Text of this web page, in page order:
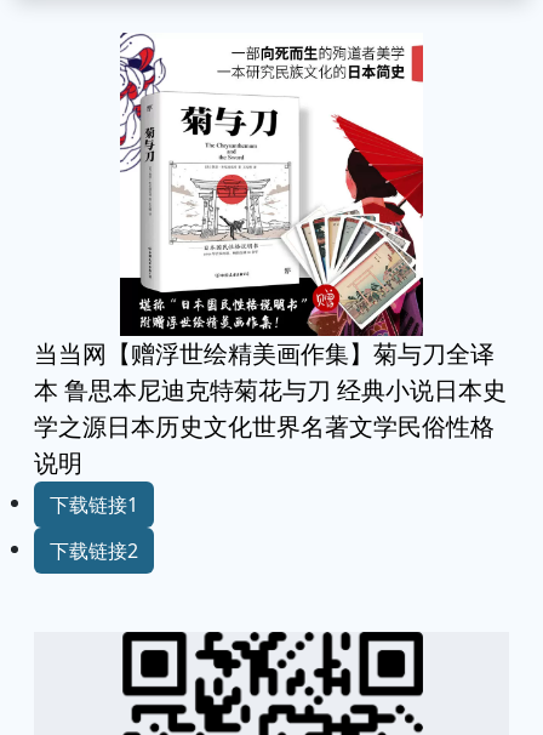
当当网【赠浮世绘精美画作集】菊与刀全译
本 鲁思本尼迪克特菊花与刀 经典小说日本史
学之源日本历史文化世界名著文学民俗性格
说明
下载链接1
下载链接2